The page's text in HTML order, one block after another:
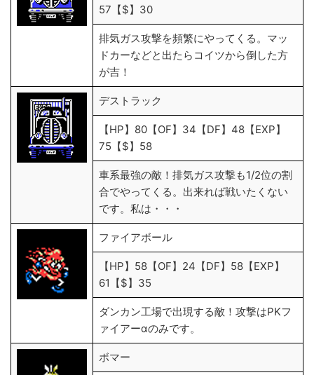
57【$】30
排気ガス攻撃を頻繁にやってくる。マッ
ドカーなどと出たらコイツから倒した方
が吉！
デストラック
【HP】80【OF】34【DF】48【EXP】
75【$】58
車系最強の敵！排気ガス攻撃も1/2位の割
合でやってくる。出来れば戦いたくない
です。私は・・・
ファイアボール
【HP】58【OF】24【DF】58【EXP】
61【$】35
ダンカン工場で出現する敵！攻撃はPKフ
ァイアーαのみです。
ボマー